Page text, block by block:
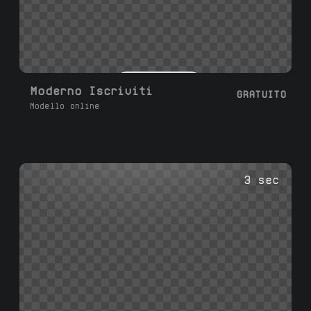
Moderno Iscriviti
Modello online
GRATUITO
3 sec